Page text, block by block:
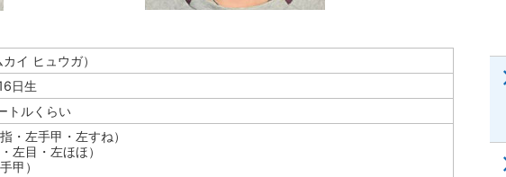
イ ヒュウガ）
日生
トルくらい
・左手甲・左すね）
左目・左ほほ）
甲）